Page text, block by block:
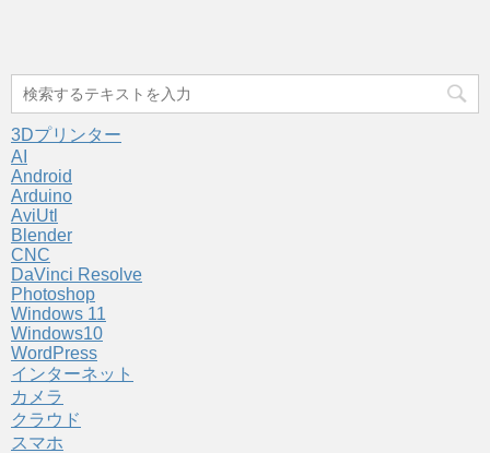
3Dプリンター
AI
Android
Arduino
AviUtl
Blender
CNC
DaVinci Resolve
Photoshop
Windows 11
Windows10
WordPress
インターネット
カメラ
クラウド
スマホ